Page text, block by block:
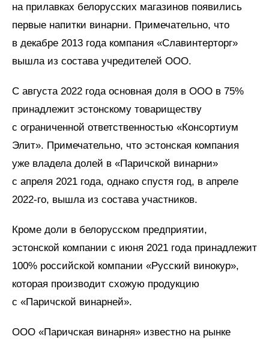
на прилавках белорусских магазинов появились
первые напитки винарни. Примечательно, что
в декабре 2013 года компания «Славинтерторг»
вышла из состава учредителей ООО.
С августа 2022 года основная доля в ООО в 75%
принадлежит эстонскому товариществу
с ограниченной ответственностью «Консортиум
Элит». Примечательно, что эстонская компания
уже владела долей в «Паричской винарни»
с апреля 2021 года, однако спустя год, в апреле
2022-го, вышла из состава участников.
Кроме доли в белорусском предприятии,
эстонской компании с июня 2021 года принадлежит
100% российской компании «Русский винокур»,
которая производит схожую продукцию
с «Паричской винарней».
ООО «Паричская винарня» известно на рынке